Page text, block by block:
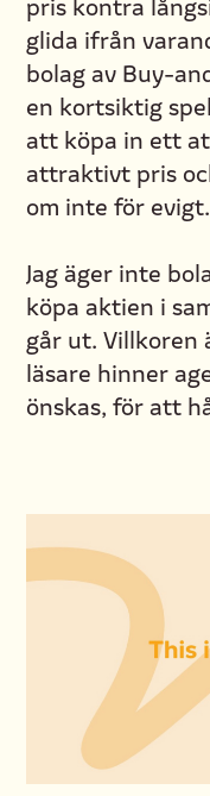
glida ifrån
bolag av Buy-
en kortsiktig
att köpa in ett
attraktivt pris
om inte för evigt.
Jag äger inte
köpa aktien i
går ut. Villkoren
läsare hinner
önskas, för att